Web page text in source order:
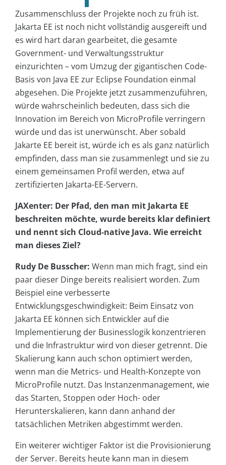
Zusammenschluss der Projekte noch zu früh ist.
Jakarta EE ist noch nicht vollständig ausgereift und
es wird hart daran gearbeitet, die gesamte
Government- und Verwaltungsstruktur
einzurichten – vom Umzug der gigantischen Code-
Basis von Java EE zur Eclipse Foundation einmal
abgesehen. Die Projekte jetzt zusammenzuführen,
würde wahrscheinlich bedeuten, dass sich die
Innovation im Bereich von MicroProfile verringern
würde und das ist unerwünscht. Aber sobald
Jakarte EE bereit ist, würde ich es als ganz natürlich
empfinden, dass man sie zusammenlegt und sie zu
einem gemeinsamen Profil werden, etwa auf
zertifizierten Jakarta-EE-Servern.
JAXenter: Der Pfad, den man mit Jakarta EE
beschreiten möchte, wurde bereits klar definiert
und nennt sich Cloud-native Java. Wie erreicht
man dieses Ziel?
Rudy De Busscher: Wenn man mich fragt, sind ein
paar dieser Dinge bereits realisiert worden. Zum
Beispiel eine verbesserte
Entwicklungsgeschwindigkeit: Beim Einsatz von
Jakarta EE können sich Entwickler auf die
Implementierung der Businesslogik konzentrieren
und die Infrastruktur wird von dieser getrennt. Die
Skalierung kann auch schon optimiert werden,
wenn man die Metrics- und Health-Konzepte von
MicroProfile nutzt. Das Instanzenmanagement, wie
das Starten, Stoppen oder Hoch- oder
Herunterskalieren, kann dann anhand der
tatsächlichen Metriken abgestimmt werden.
Ein weiterer wichtiger Faktor ist die Provisionierung
der Server. Bereits heute kann man in diesem